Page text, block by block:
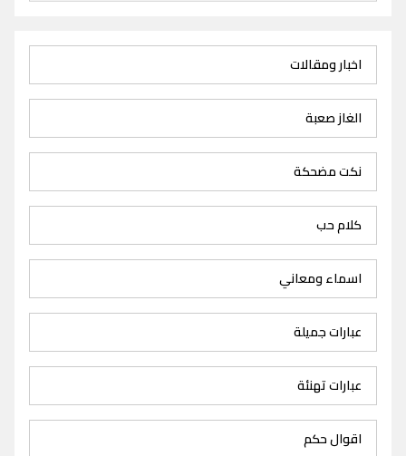
اخبار ومقالات
الغاز صعبة
نكت مضحكة
كلام حب
اسماء ومعاني
عبارات جميلة
عبارات تهنئة
اقوال حكم